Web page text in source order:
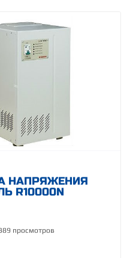
НАПРЯЖЕНИЯ
R10000N
просмотров